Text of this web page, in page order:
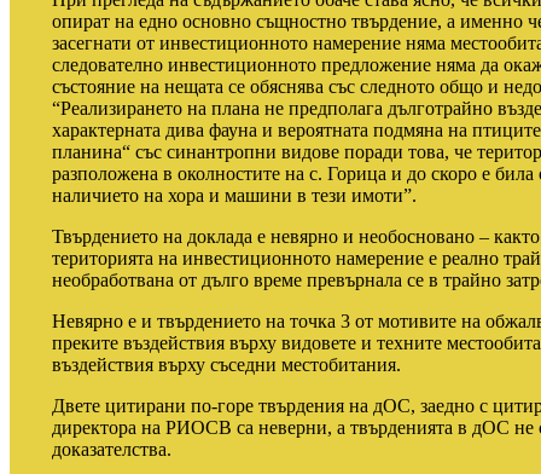
опират на едно основно същностно твърдение, а именно
засегнати от инвестиционното намерение няма
следователно инвестиционното предложение няма да
състояние на нещата се обяснява със следното общо и
“Реализирането на плана не предполага дълготрайно
характерната дива фауна и вероятната подмяна на
планина“ със синантропни видове поради това, че
разположена в околностите на с. Горица и до скоро е била
наличието на хора и машини в тези имоти”.
Твърдението на доклада е невярно и необосновано –
територията на инвестиционното намерение е реално
необработвана от дълго време превърнала се в трайно
Невярно е и твърдението на точка 3 от мотивите на
преките въздействия върху видовете и техните
въздействия върху съседни местобитания.
Двете цитирани по-горе твърдения на дОС, заедно с
директора на РИОСВ са неверни, а твърденията в дОС не
доказателства.